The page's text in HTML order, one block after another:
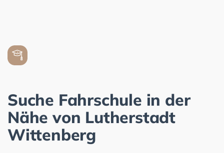
Suche Fahrschule in der
Nähe von Lutherstadt
Wittenberg